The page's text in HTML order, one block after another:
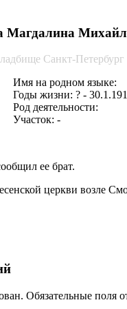
Магдалина
Санкт-Петербург
Имя на родном языке:
Годы жизни: ? -
Род деятельности:
Участок: -
ее брат.
церкви возле
Обязательные поля